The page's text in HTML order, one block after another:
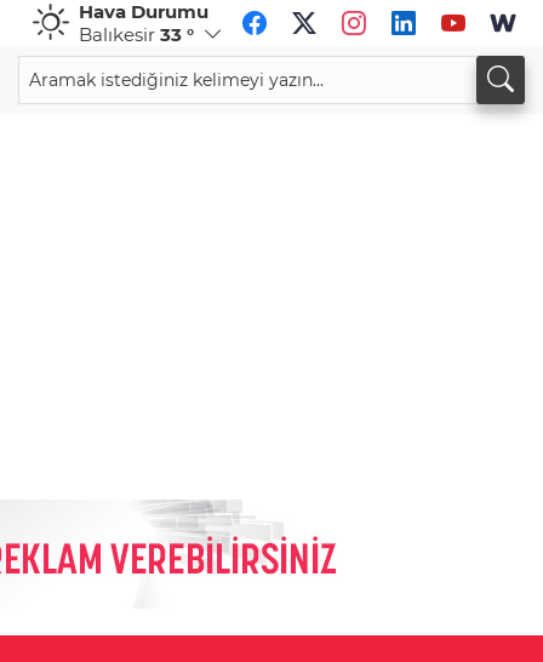
Hava Durumu
Balıkesir 33 °
CHF
59,0083%0,82
34,1883